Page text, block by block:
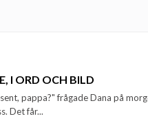
I ORD OCH BILD
pappa?" frågade Dana på
Det får...